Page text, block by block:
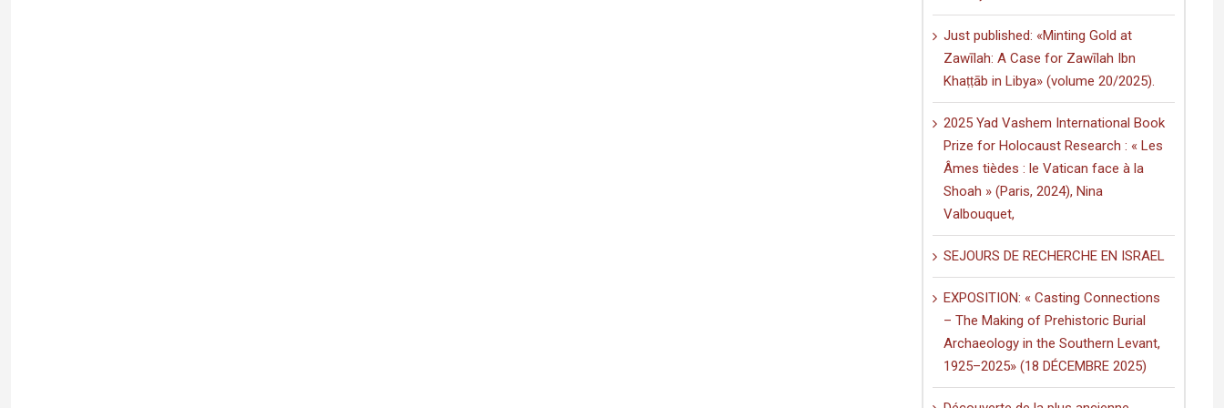
Just published: «Minting Gold at
Zawīlah: A Case for Zawīlah Ibn
Khaṭṭāb in Libya» (volume 20/2025).
2025 Yad Vashem International Book
Prize for Holocaust Research : « Les
Âmes tièdes : le Vatican face à la
Shoah » (Paris, 2024), Nina
Valbouquet,
SEJOURS DE RECHERCHE EN ISRAEL
EXPOSITION: « Casting Connections
– The Making of Prehistoric Burial
Archaeology in the Southern Levant,
1925–2025» (18 DÉCEMBRE 2025)